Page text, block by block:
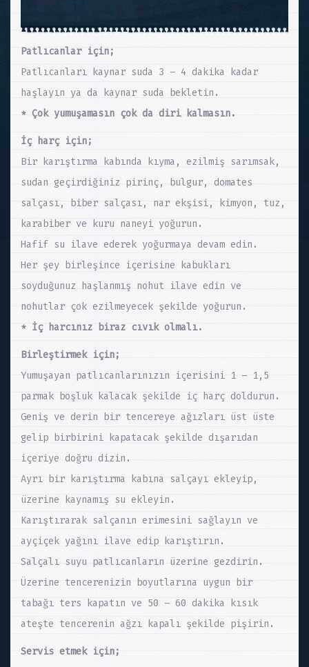
Patlıcanlar için;
Patlıcanları kaynar suda 3 – 4 dakika kadar
haşlayın ya da kaynar suda bekletin.
* Çok yumuşamasın çok da diri kalmasın.
İç harç için;
Bir karıştırma kabında kıyma, ezilmiş sarımsak,
sudan geçirdiğiniz pirinç, bulgur, domates
salçası, biber salçası, nar ekşisi, kimyon, tuz,
karabiber ve kuru naneyi yoğurun.
Hafif su ilave ederek yoğurmaya devam edin.
Her şey birleşince içerisine kabukları
soyduğunuz haşlanmış nohut ilave edin ve
nohutlar çok ezilmeyecek şekilde yoğurun.
* İç harcınız biraz cıvık olmalı.
Birleştirmek için;
Yumuşayan patlıcanlarınızın içerisini 1 – 1,5
parmak boşluk kalacak şekilde iç harç doldurun.
Geniş ve derin bir tencereye ağızları üst üste
gelip birbirini kapatacak şekilde dışarıdan
içeriye doğru dizin.
Ayrı bir karıştırma kabına salçayı ekleyip,
üzerine kaynamış su ekleyin.
Karıştırarak salçanın erimesini sağlayın ve
ayçiçek yağını ilave edip karıştırın.
Salçalı suyu patlıcanların üzerine gezdirin.
Üzerine tencerenizin boyutlarına uygun bir
tabağı ters kapatın ve 50 – 60 dakika kısık
ateşte tencerenin ağzı kapalı şekilde pişirin.
Servis etmek için;